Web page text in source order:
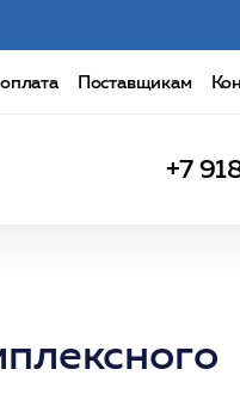
Поставщикам
+7